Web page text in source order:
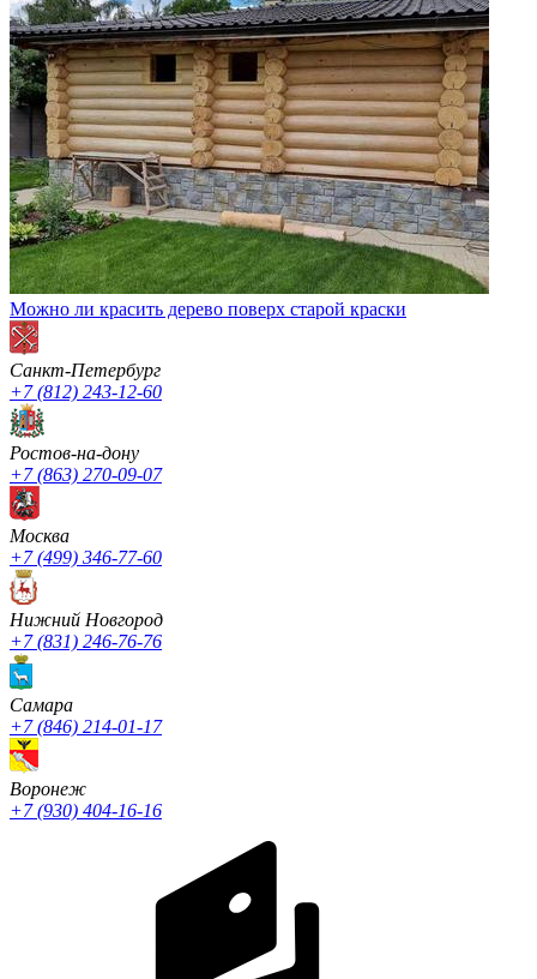
Можно ли красить дерево поверх старой краски
Санкт-Петербург
+7 (812) 243-12-60
Ростов-на-дону
+7 (863) 270-09-07
Москва
+7 (499) 346-77-60
Нижний Новгород
+7 (831) 246-76-76
Cамара
+7 (846) 214-01-17
Воронеж
+7 (930) 404-16-16